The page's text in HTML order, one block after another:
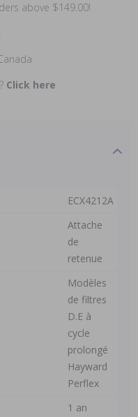
above $149.00!
Click here
ECX4212A
Attache
de
retenue
Modèles
de filtres
D.E à
cycle
prolongé
Hayward
Perflex
1 an